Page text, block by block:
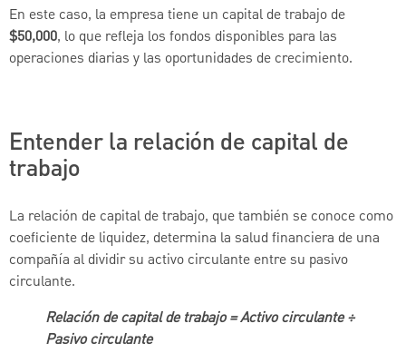
En este caso, la empresa tiene un capital de trabajo de
$50,000, lo que refleja los fondos disponibles para las
operaciones diarias y las oportunidades de crecimiento.
Entender la relación de capital de
trabajo
La relación de capital de trabajo, que también se conoce como
coeficiente de liquidez, determina la salud financiera de una
compañía al dividir su activo circulante entre su pasivo
circulante.
Relación de capital de trabajo = Activo circulante ÷
Pasivo circulante